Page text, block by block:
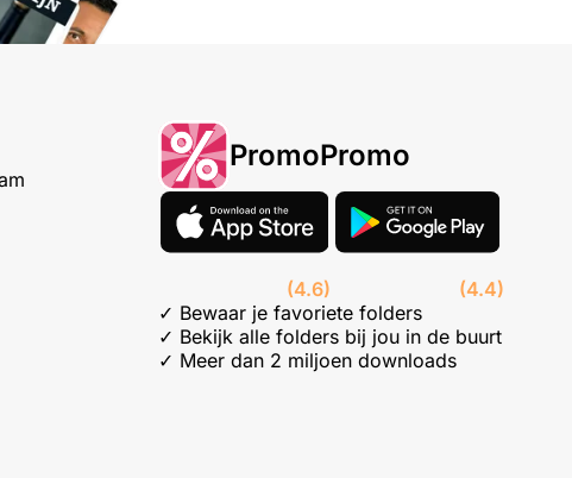
PromoPromo
(4.6)
(4.4)
✓ Bewaar je favoriete folders
✓ Bekijk alle folders bij jou in de buurt
✓ Meer dan 2 miljoen downloads